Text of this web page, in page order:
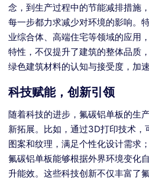
念，到生产过程中的节能减排措施
每一步都力求减少对环境的影响。
业综合体、高端住宅等领域的应用
特性，不仅提升了建筑的整体品质
绿色建筑材料的认知与接受度，加
科技赋能，创新引领
随着科技的进步，氟碳铝单板的生
新拓展。比如，通过3D打印技术，
图案和纹理，满足个性化设计需求
氟碳铝单板能够根据外界环境变化
升能效。这些科技创新不仅丰富了